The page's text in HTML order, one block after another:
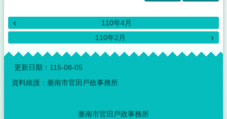
110年4月
110年2月
:::
更新日期： 115-08-05
資料維護：臺南市官田戶政事務所
臺南市官田戶政事務所